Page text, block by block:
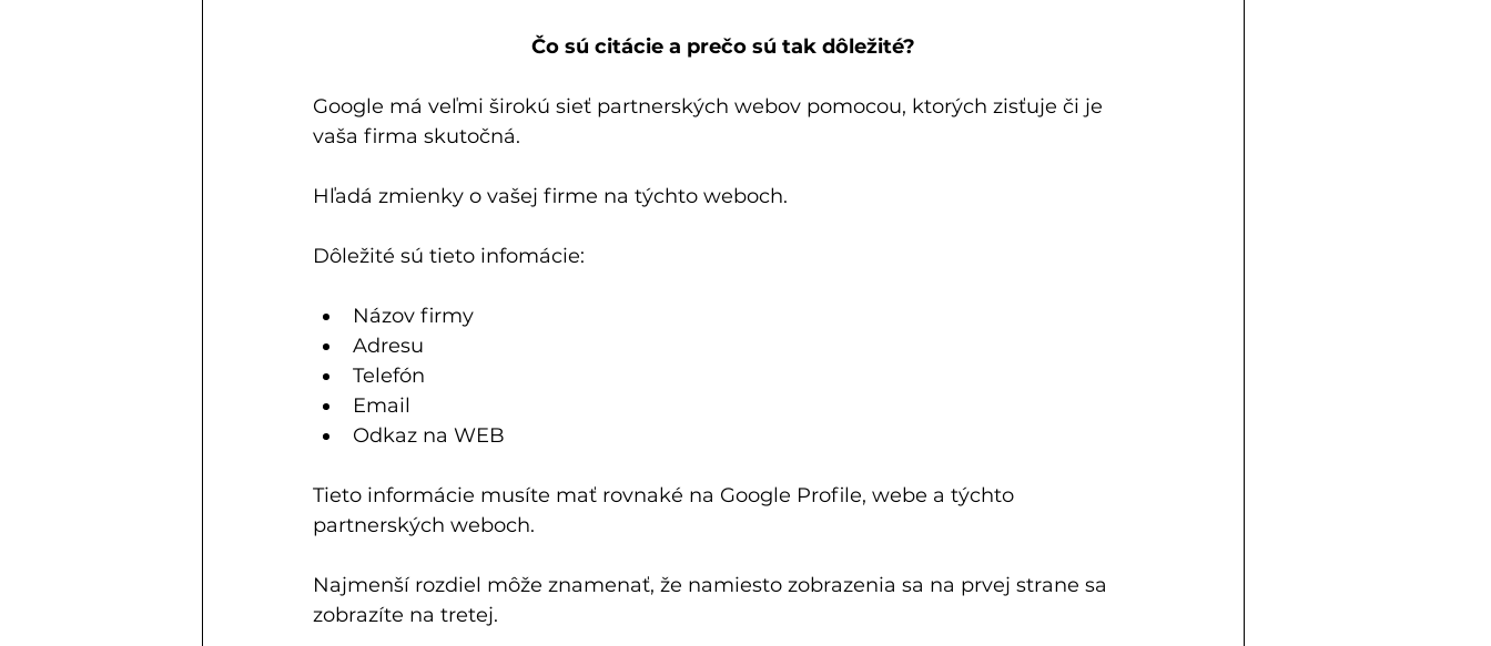
Čo sú citácie a prečo sú tak dôležité?
Google má veľmi širokú sieť partnerských webov pomocou, ktorých zisťuje či je
vaša firma skutočná.
Hľadá zmienky o vašej firme na týchto weboch.
Dôležité sú tieto infomácie:
Názov firmy
Adresu
Telefón
Email
Odkaz na WEB
Tieto informácie musíte mať rovnaké na Google Profile, webe a týchto
partnerských weboch.
Najmenší rozdiel môže znamenať, že namiesto zobrazenia sa na prvej strane sa
zobrazíte na tretej.